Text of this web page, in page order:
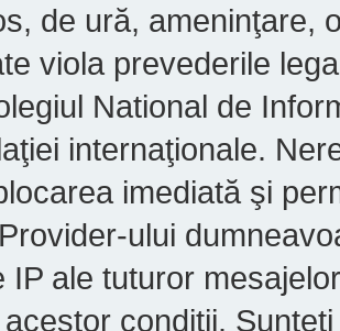
de ură, ameninţare,
viola prevederile
National de
internaţionale.
imediată şi
ului
IP ale tuturor
condiţii.